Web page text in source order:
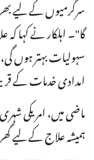
سرگرمیوں کے لیے
گا"۔ اہلکار نے کہا
سہولیات بہتر ہوں
امدادی خدمات کے
ماضی میں، امریکی
ہمیشہ علاج کے لیے